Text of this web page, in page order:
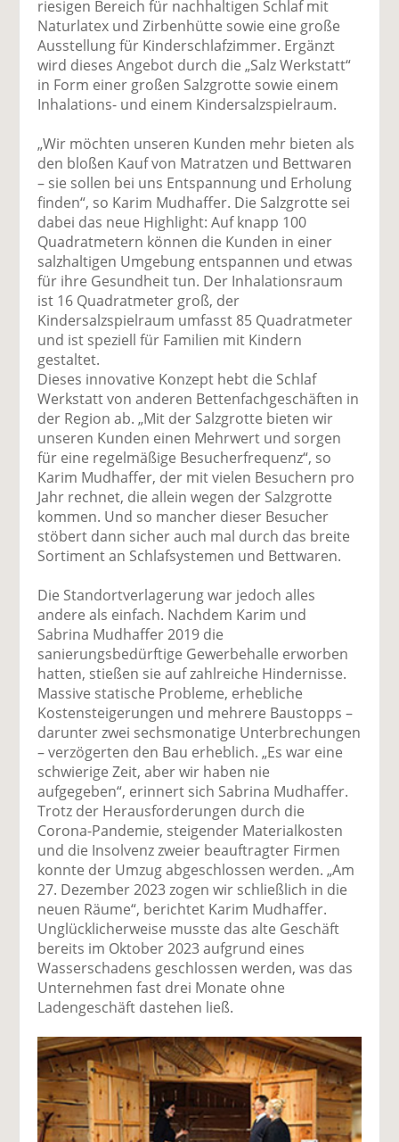
riesigen Bereich für nachhaltigen Schlaf mit
Naturlatex und Zirbenhütte sowie eine große
Ausstellung für Kinderschlafzimmer. Ergänzt
wird dieses Angebot durch die „Salz Werkstatt“
in Form einer großen Salzgrotte sowie einem
Inhalations- und einem Kindersalzspielraum.
„Wir möchten unseren Kunden mehr bieten als
den bloßen Kauf von Matratzen und Bettwaren
– sie sollen bei uns Entspannung und Erholung
finden“, so Karim Mudhaffer. Die Salzgrotte sei
dabei das neue Highlight: Auf knapp 100
Quadratmetern können die Kunden in einer
salzhaltigen Umgebung entspannen und etwas
für ihre Gesundheit tun. Der Inhalationsraum
ist 16 Quadratmeter groß, der
Kindersalzspielraum umfasst 85 Quadratmeter
und ist speziell für Familien mit Kindern
gestaltet.
Dieses innovative Konzept hebt die Schlaf
Werkstatt von anderen Bettenfachgeschäften in
der Region ab. „Mit der Salzgrotte bieten wir
unseren Kunden einen Mehrwert und sorgen
für eine regelmäßige Besucherfrequenz“, so
Karim Mudhaffer, der mit vielen Besuchern pro
Jahr rechnet, die allein wegen der Salzgrotte
kommen. Und so mancher dieser Besucher
stöbert dann sicher auch mal durch das breite
Sortiment an Schlafsystemen und Bettwaren.
Die Standortverlagerung war jedoch alles
andere als einfach. Nachdem Karim und
Sabrina Mudhaffer 2019 die
sanierungsbedürftige Gewerbehalle erworben
hatten, stießen sie auf zahlreiche Hindernisse.
Massive statische Probleme, erhebliche
Kostensteigerungen und mehrere Baustopps –
darunter zwei sechsmonatige Unterbrechungen
– verzögerten den Bau erheblich. „Es war eine
schwierige Zeit, aber wir haben nie
aufgegeben“, erinnert sich Sabrina Mudhaffer.
Trotz der Herausforderungen durch die
Corona-Pandemie, steigender Materialkosten
und die Insolvenz zweier beauftragter Firmen
konnte der Umzug abgeschlossen werden. „Am
27. Dezember 2023 zogen wir schließlich in die
neuen Räume“, berichtet Karim Mudhaffer.
Unglücklicherweise musste das alte Geschäft
bereits im Oktober 2023 aufgrund eines
Wasserschadens geschlossen werden, was das
Unternehmen fast drei Monate ohne
Ladengeschäft dastehen ließ.